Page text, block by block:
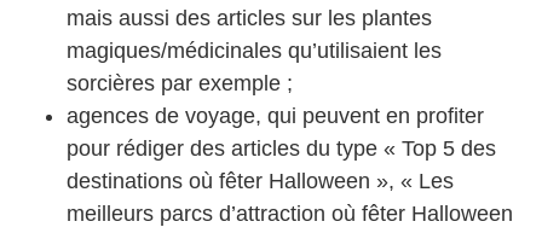
mais aussi des articles sur les plantes
magiques/médicinales qu’utilisaient les
sorcières par exemple ;
agences de voyage, qui peuvent en profiter
pour rédiger des articles du type « Top 5 des
destinations où fêter Halloween », « Les
meilleurs parcs d’attraction où fêter Halloween